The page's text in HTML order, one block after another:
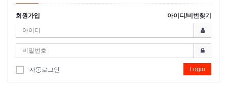
회원가입 아이디/비번찾기
자동로그인 Login